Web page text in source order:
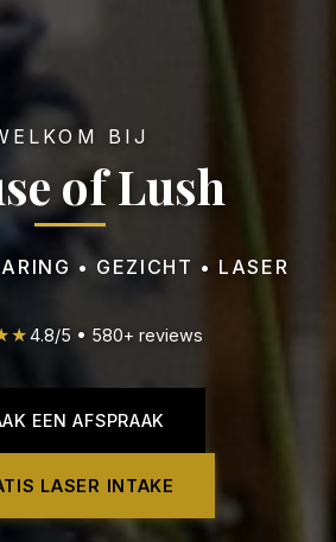
BIJ
of Lush
• GEZICHT • LASER
4.8/5 • 580+ reviews
EEN AFSPRAAK
LASER INTAKE